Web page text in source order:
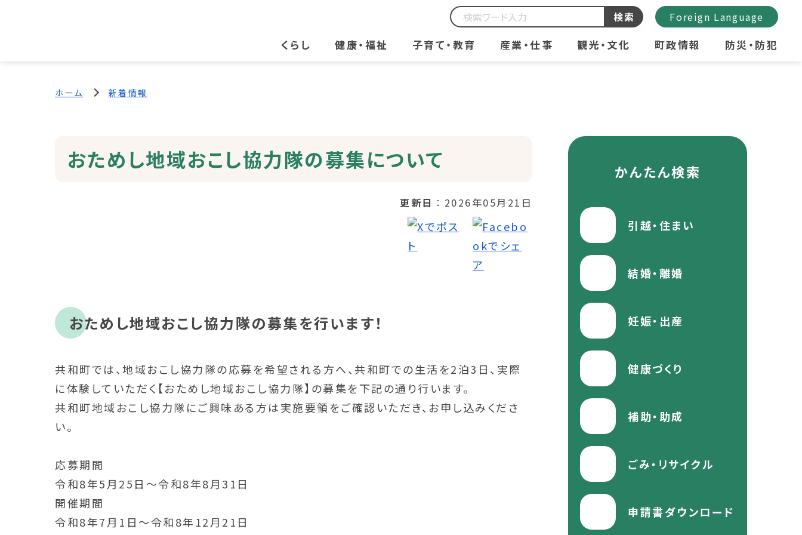
くらし 健康・福祉 子育て・教育 産業・仕事 観光・文化 町政情報 防災・防犯
検索 Foreign Language
ホーム 新着情報
おためし地域おこし協力隊の募集について
更新日 2026年05月21日
おためし地域おこし協力隊の募集を行います！
共和町では、地域おこし協力隊の応募を希望される方へ、共和町での生活を2泊3日、実際
に体験していただく【おためし地域おこし協力隊】の募集を下記の通り行います。
共和町地域おこし協力隊にご興味ある方は実施要領をご確認いただき、お申し込みくださ
い。
応募期間
令和8年5月25日～令和8年8月31日
開催期間
令和8年7月1日～令和8年12月21日
かんたん検索
引越・住まい
結婚・離婚
妊娠・出産
健康づくり
補助・助成
ごみ・リサイクル
申請書ダウンロード